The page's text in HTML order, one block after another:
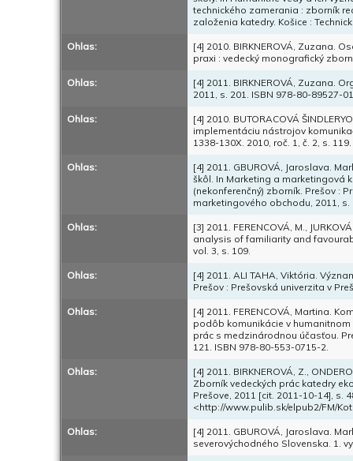
technického zamerania : zborník
založenia katedry. Košice :
Ohlas:
[4] 2010. BIRKNEROVÁ, Zuzana.
praxi : vedecký monografický
Ohlas:
[4] 2011. BIRKNEROVÁ, Zuzana.
2011, s. 201. ISBN 978-80-89527-
Ohlas:
[4] 2010. BUTORACOVÁ
implementáciu nástrojov
1338-130X. 2010, roč. 1, č. 2, s. 119.
Ohlas:
[4] 2011. GBUROVÁ, Jaroslava.
škôl. In Marketing a marketingová
(nekonferenčný) zborník. Prešov :
marketingového obchodu, 2011, s.
Ohlas:
[3] 2011. FERENCOVÁ, M.,
analysis of familiarity and
vol. 3, s. 109.
Ohlas:
[4] 2011. ALI TAHA, Viktória.
Prešov : Prešovská univerzita v
Ohlas:
[4] 2011. FERENCOVÁ, Martina.
podôb komunikácie v humanitnom
prác s medzinárodnou účasťou.
121. ISBN 978-80-553-0715-2.
Ohlas:
[4] 2011. BIRKNEROVÁ, Z.,
Zborník vedeckých prác katedry
Prešove, 2011 [cit. 2011-10-14], s.
<http://www.pulib.sk/elpub2/FM/
Ohlas:
[4] 2011. GBUROVÁ, Jaroslava.
severovýchodného Slovenska. 1.